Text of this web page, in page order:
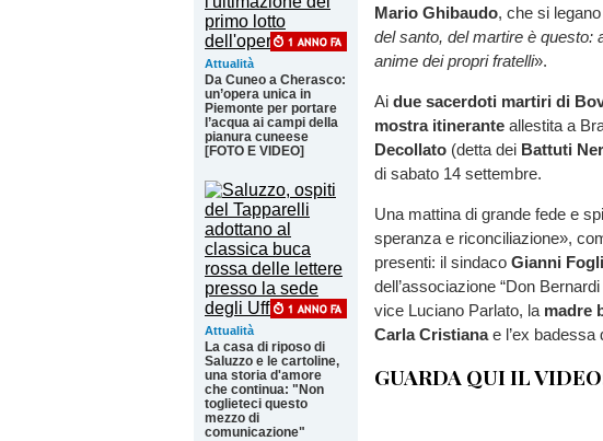
Attualità
Da Cuneo a Cherasco:
un’opera unica in
Piemonte per portare
l’acqua ai campi della
pianura cuneese
[FOTO E VIDEO]
Attualità
La casa di riposo di
Saluzzo e le cartoline,
una storia d'amore
che continua: "Non
toglieteci questo
mezzo di
comunicazione"
Mario Ghibaudo, che si
del santo, del martire è questo:
anime dei propri fratelli».
Ai due sacerdoti martiri di
mostra itinerante allestita a
Decollato (detta dei Battuti
di sabato 14 settembre.
Una mattina di grande fede e
speranza e riconciliazione»,
presenti: il sindaco Gianni
dell’associazione “Don
vice Luciano Parlato, la madre
Carla Cristianae l’ex
GUARDA QUI IL